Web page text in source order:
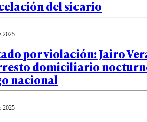
del sicario
2025
por violación: Jairo
domiciliario
nacional
2025